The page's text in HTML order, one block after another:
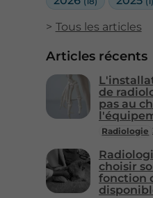
Tous les articles
Articles récents
Radiologie
de
pas au
détails
et la
du
choisir
fonction